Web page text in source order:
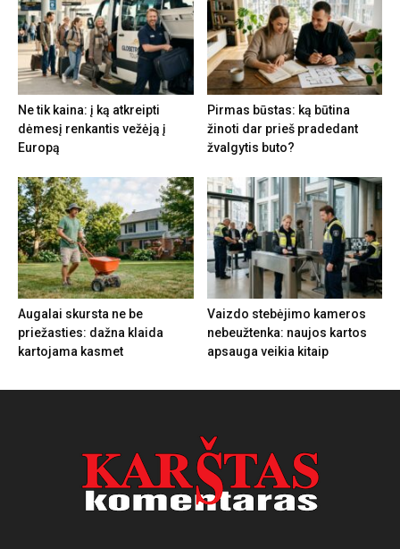
Ne tik kaina: į ką atkreipti
dėmesį renkantis vežėją į
Europą
Pirmas būstas: ką būtina
žinoti dar prieš pradedant
žvalgytis buto?
Augalai skursta ne be
priežasties: dažna klaida
kartojama kasmet
Vaizdo stebėjimo kameros
nebeužtenka: naujos kartos
apsauga veikia kitaip